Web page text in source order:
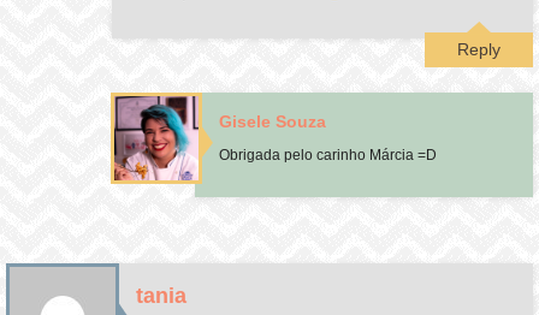
Reply
Gisele Souza
Obrigada pelo carinho Márcia =D
tania